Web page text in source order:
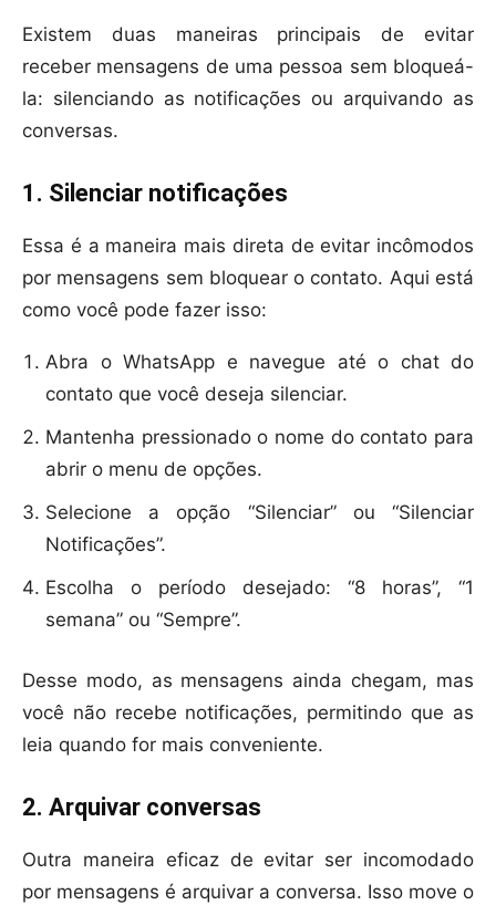
Existem duas maneiras principais de evitar
receber mensagens de uma pessoa sem bloqueá-
la: silenciando as notificações ou arquivando as
conversas.
1. Silenciar notificações
Essa é a maneira mais direta de evitar incômodos
por mensagens sem bloquear o contato. Aqui está
como você pode fazer isso:
Abra o WhatsApp e navegue até o chat do
contato que você deseja silenciar.
Mantenha pressionado o nome do contato para
abrir o menu de opções.
Selecione a opção “Silenciar” ou “Silenciar
Notificações”.
Escolha o período desejado: “8 horas”, “1
semana” ou “Sempre”.
Desse modo, as mensagens ainda chegam, mas
você não recebe notificações, permitindo que as
leia quando for mais conveniente.
2. Arquivar conversas
Outra maneira eficaz de evitar ser incomodado
por mensagens é arquivar a conversa. Isso move o